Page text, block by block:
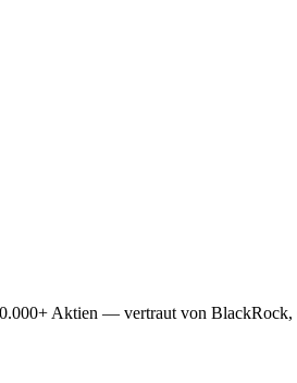
Aktien — vertraut von BlackRock,